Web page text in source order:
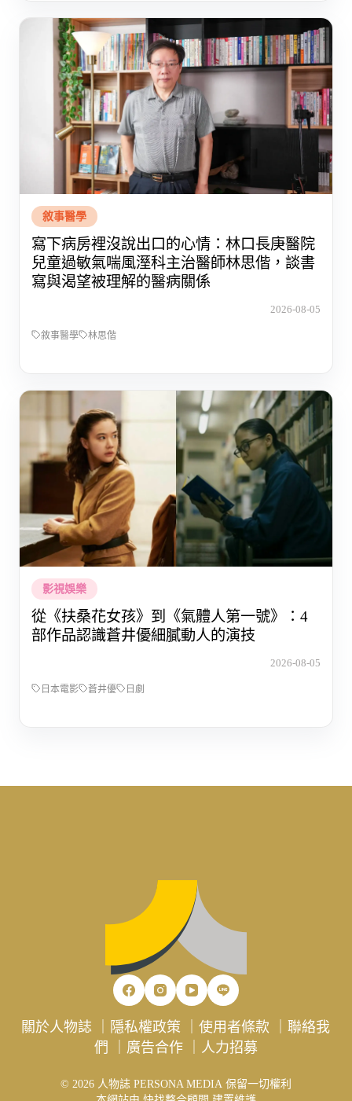
敘事醫學
寫下病房裡沒說出口的心情：林口長庚醫院
兒童過敏氣喘風溼科主治醫師林思偕，談書
寫與渴望被理解的醫病關係
2026-08-05
敘事醫學 林思偕
影視娛樂
從《扶桑花女孩》到《氣體人第一號》：4
部作品認識蒼井優細膩動人的演技
2026-08-05
日本電影 蒼井優 日劇
關於人物誌 隱私權政策 ｜使用者條款 ｜聯絡我
們
廣告合作｜ 人力招募
© 2026 人物誌 PERSONA MEDIA 保留一切權利